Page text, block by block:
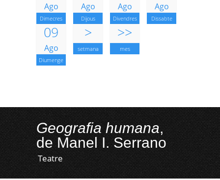
Ago
Dimecres
Ago
Dijous
Ago
Divendres
Ago
Dissabte
09
Ago
Diumenge
>
setmana
>>
mes
Geografia humana,
de Manel I. Serrano
Teatre